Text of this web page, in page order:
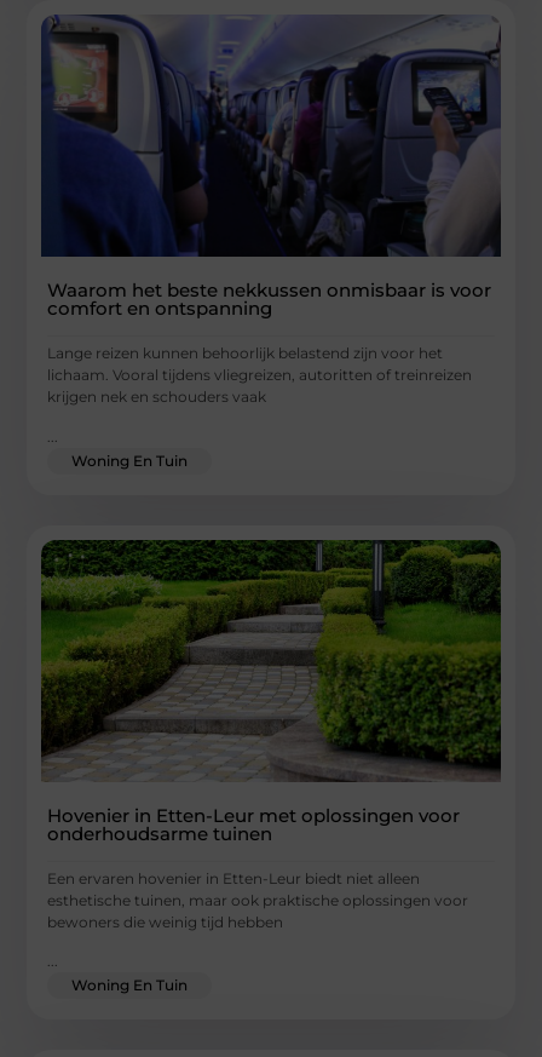
Waarom het beste nekkussen onmisbaar is voor
comfort en ontspanning
Lange reizen kunnen behoorlijk belastend zijn voor het
lichaam. Vooral tijdens vliegreizen, autoritten of treinreizen
krijgen nek en schouders vaak
Woning En Tuin
Hovenier in Etten-Leur met oplossingen voor
onderhoudsarme tuinen
Een ervaren hovenier in Etten-Leur biedt niet alleen
esthetische tuinen, maar ook praktische oplossingen voor
bewoners die weinig tijd hebben
...
Woning En Tuin